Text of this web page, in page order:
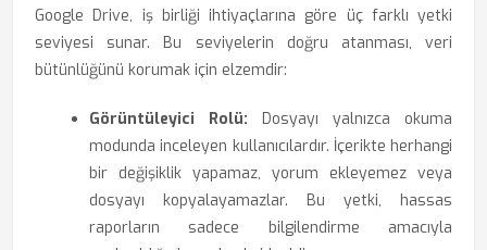
Google Drive, iş birliği ihtiyaçlarına göre üç farklı yetki
seviyesi sunar. Bu seviyelerin doğru atanması, veri
bütünlüğünü korumak için elzemdir:
Görüntüleyici Rolü: Dosyayı yalnızca okuma
modunda inceleyen kullanıcılardır. İçerikte herhangi
bir değişiklik yapamaz, yorum ekleyemez veya
dosyayı kopyalayamazlar. Bu yetki, hassas
raporların sadece bilgilendirme amacıyla